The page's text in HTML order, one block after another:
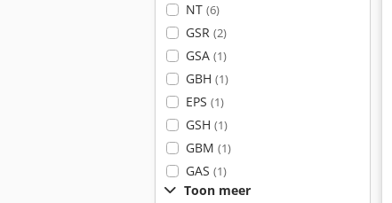
NT (6)
GSR (2)
GSA (1)
GBH (1)
EPS (1)
GSH (1)
GBM (1)
GAS (1)
Toon meer